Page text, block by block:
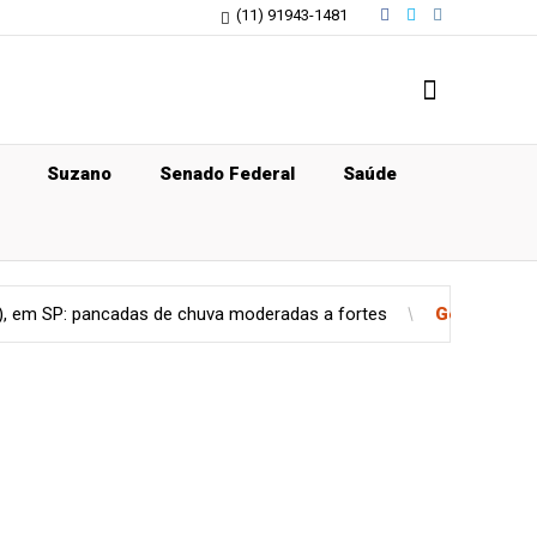
(11) 91943-1481
Suzano Senado Federal Saúde
de chuva moderadas a fortes Geral Estado de São